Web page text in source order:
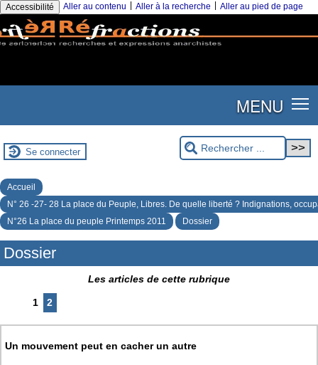
Accessibilité Aller au contenu Aller à la recherche Aller au pied de page
MENU
Se connecter
Accueil
N° 26 -27- 28 La place du Peuple, Libres. De quelle liberté ? Indignations,
N°26 La place du peuple Printemps 2011
Dossier
Dossier
Les articles de cette rubrique
1 2
Un mouvement peut en cacher un autre